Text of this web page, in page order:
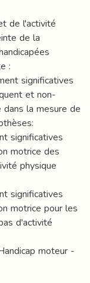
de l'activité
de la
:
significatives
et non-
la mesure de
significatives
motrice des
physique
significatives
motrice pour les
d'activité
moteur -